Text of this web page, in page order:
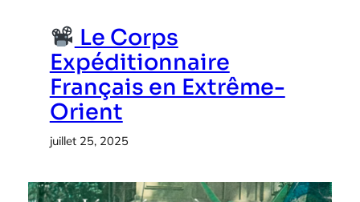
Le Corps
Expéditionnaire
Français en Extrême-
Orient
juillet 25, 2025